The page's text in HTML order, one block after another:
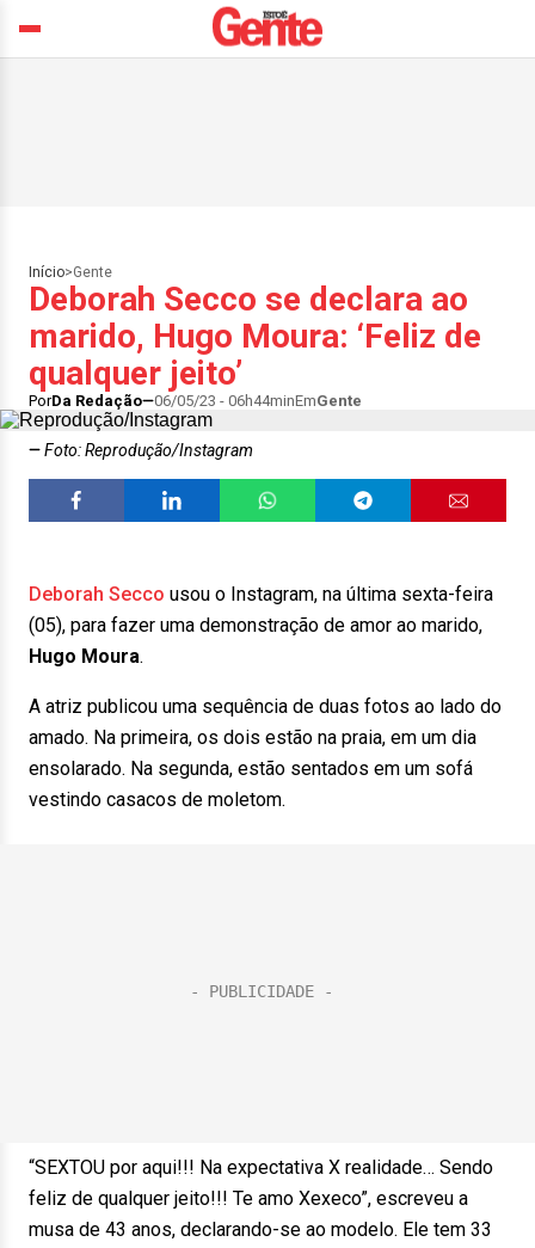
Início>Gente
Deborah Secco se declara ao
marido, Hugo Moura: ‘Feliz de
qualquer jeito’
PorDa Redação 06/05/23 - 06h44minEmGente
Foto: Reprodução/Instagram
Deborah Secco usou o Instagram, na última sexta-feira
(05), para fazer uma demonstração de amor ao marido,
Hugo Moura.
A atriz publicou uma sequência de duas fotos ao lado do
amado. Na primeira, os dois estão na praia, em um dia
ensolarado. Na segunda, estão sentados em um sofá
vestindo casacos de moletom.
“SEXTOU por aqui!!! Na expectativa X realidade… Sendo
feliz de qualquer jeito!!! Te amo Xexeco”, escreveu a
musa de 43 anos, declarando-se ao modelo. Ele tem 33